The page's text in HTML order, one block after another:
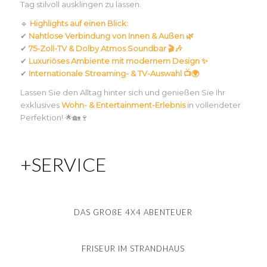
Tag stilvoll ausklingen zu lassen.
🔹 Highlights auf einen Blick:
✔ Nahtlose Verbindung von Innen & Außen 🌿
✔ 75-Zoll-TV & Dolby Atmos Soundbar 🎬🎶
✔ Luxuriöses Ambiente mit modernem Design ✨
✔ Internationale Streaming- & TV-Auswahl 📺🌍
Lassen Sie den Alltag hinter sich und genießen Sie Ihr
exklusivesWohn- & Entertainment-Erlebnisin vollendeter
Perfektion! 🌟🏡🍷
+SERVICE
DAS GROßE 4X4 ABENTEUER
FRISEUR IM STRANDHAUS